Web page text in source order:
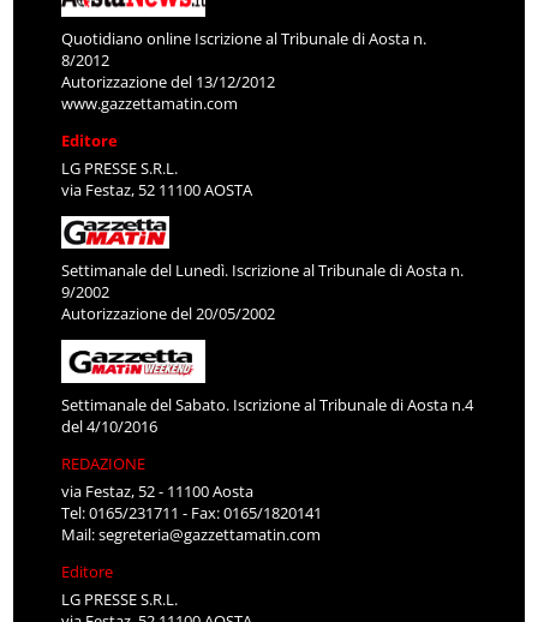
Quotidiano online Iscrizione al Tribunale di Aosta n.
8/2012
Autorizzazione del 13/12/2012
www.gazzettamatin.com
Editore
LG PRESSE S.R.L.
via Festaz, 52 11100 AOSTA
Settimanale del Lunedì. Iscrizione al Tribunale di Aosta n.
9/2002
Autorizzazione del 20/05/2002
Settimanale del Sabato. Iscrizione al Tribunale di Aosta n.4
del 4/10/2016
REDAZIONE
via Festaz, 52 - 11100 Aosta
Tel: 0165/231711 - Fax: 0165/1820141
Mail:segreteria@gazzettamatin.com
Editore
LG PRESSE S.R.L.